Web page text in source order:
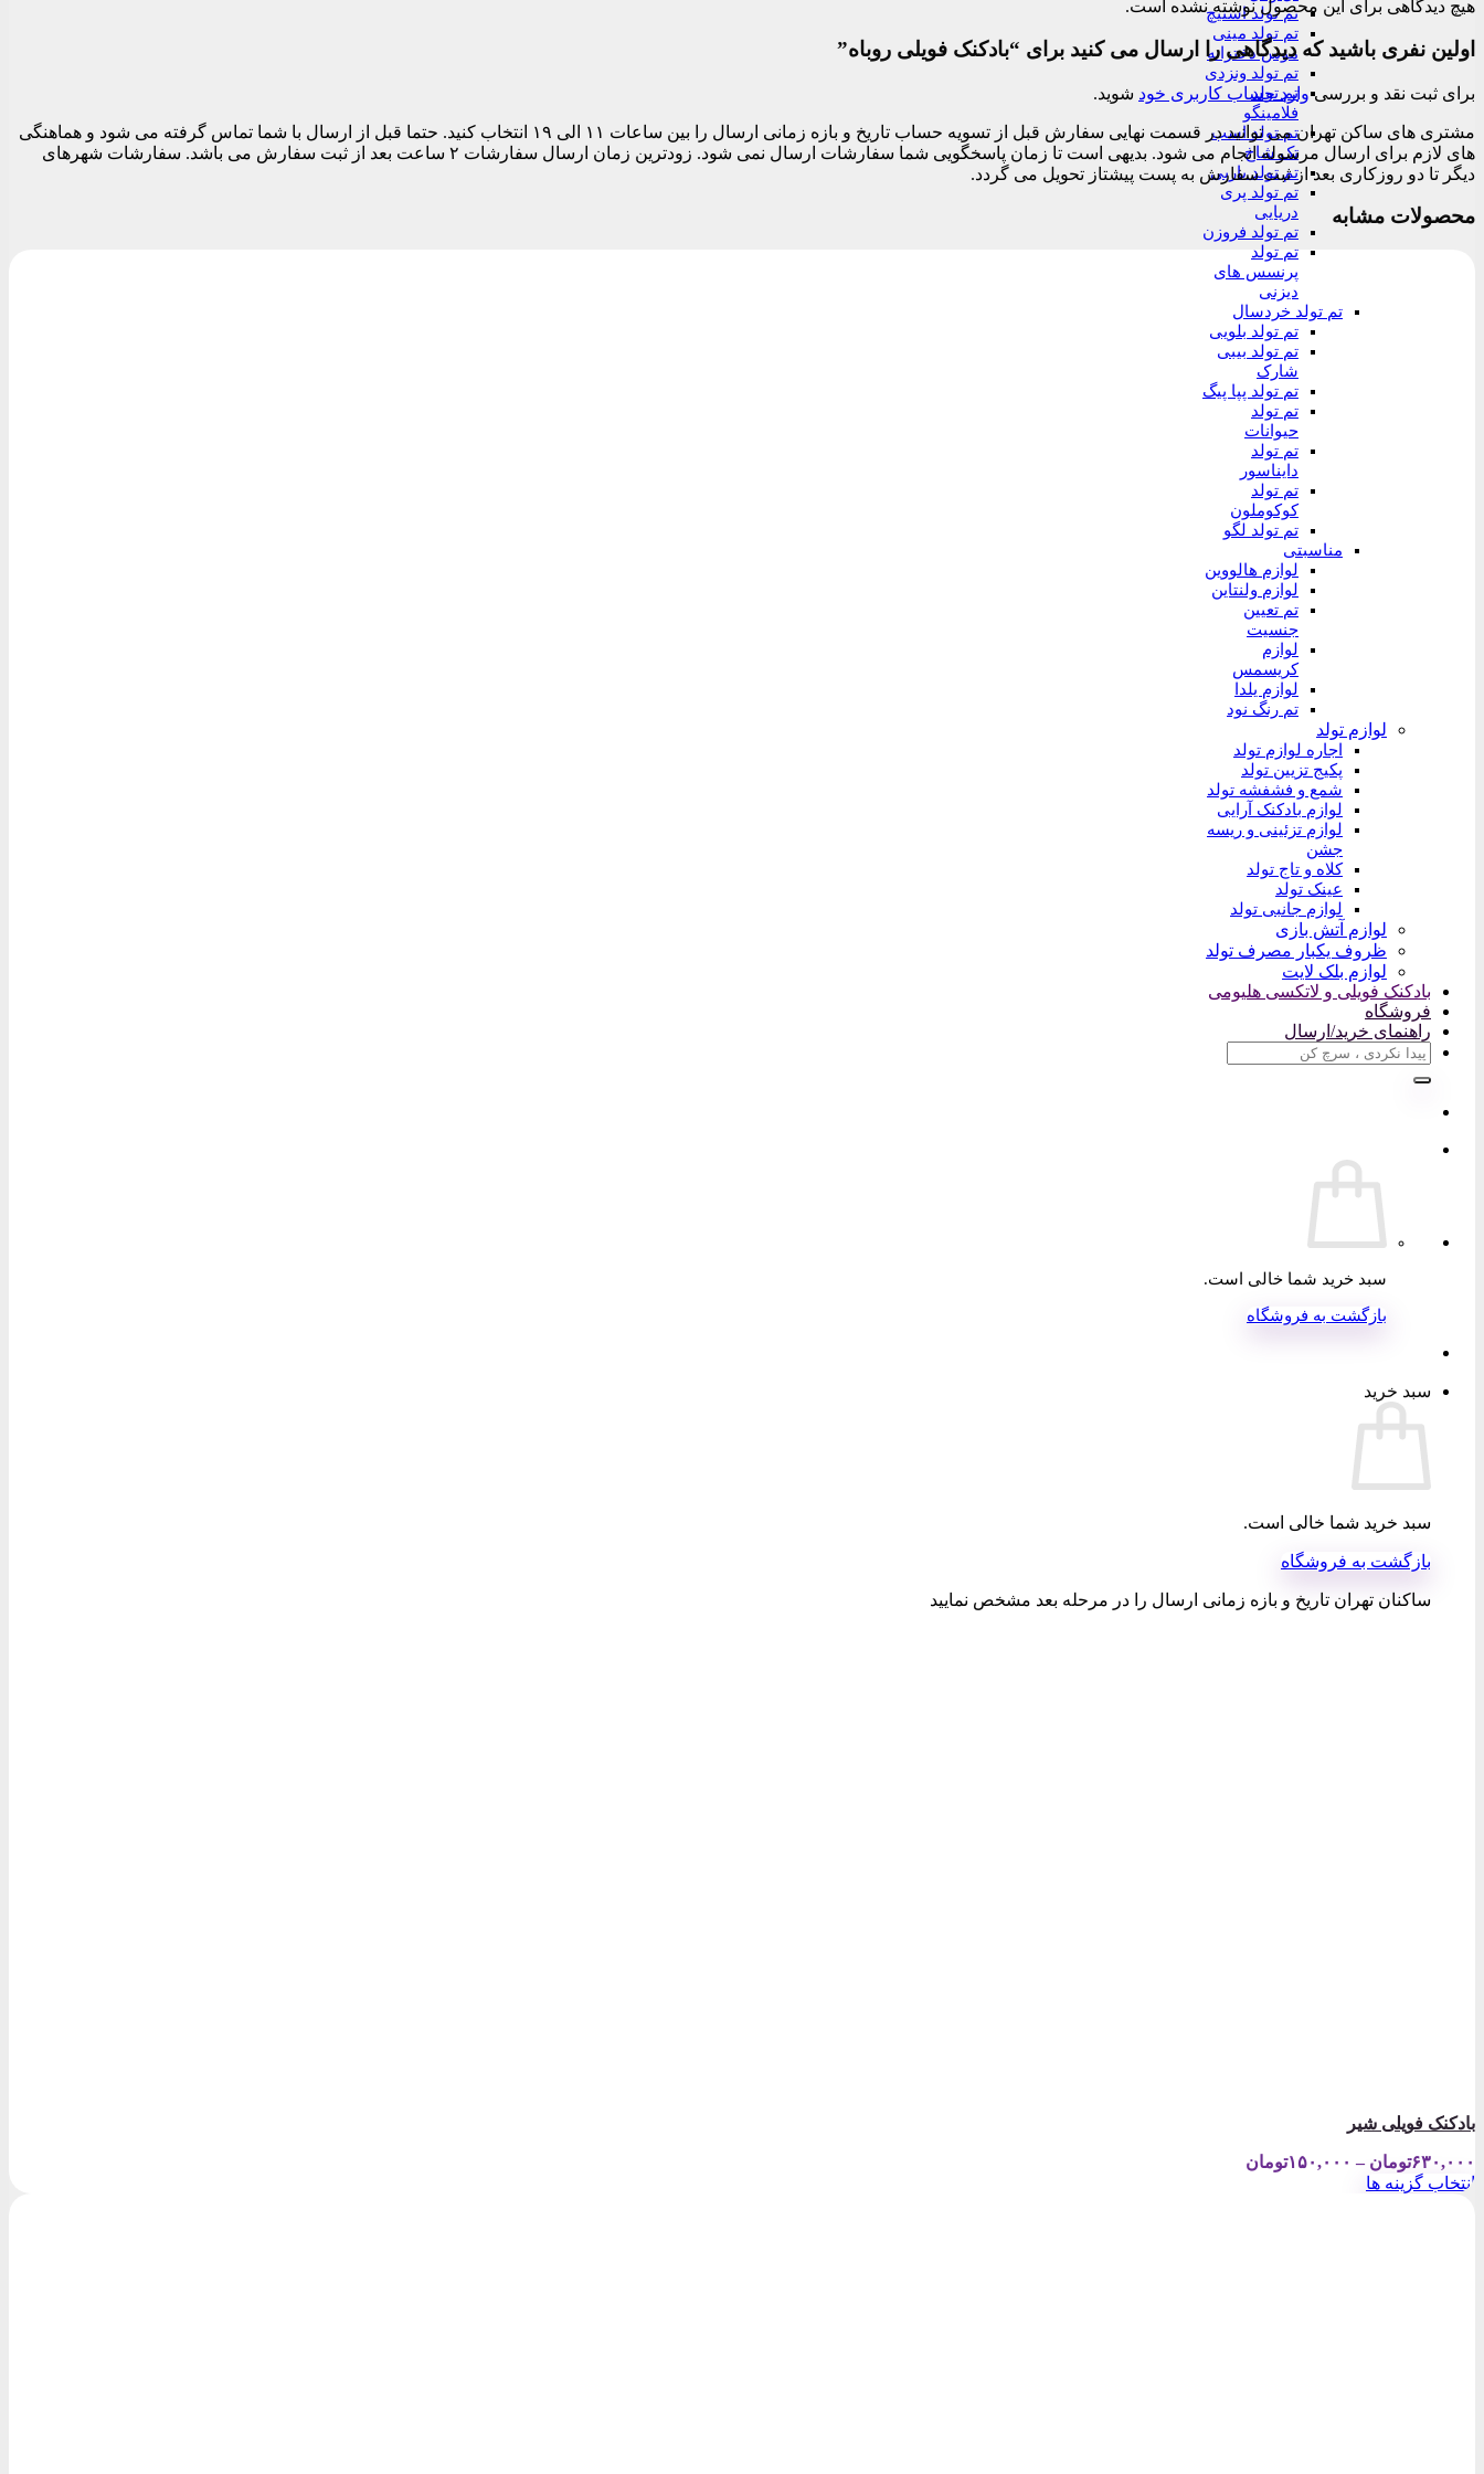
تم تولد استیچ
تم تولد مینی
موس دخترانه
تم تولد ونزدی
تم تولد
فلامینگو
تم تولد اسب
تک شاخ
تم تولد باربی
تم تولد پری
دریایی
تم تولد فروزن
تم تولد
پرنسس های
دیزنی
تم تولد خردسال
تم تولد بلویی
تم تولد بیبی
شارک
تم تولد پپا پیگ
تم تولد
حیوانات
تم تولد
دایناسور
تم تولد
کوکوملون
تم تولد لگو
مناسبتی
لوازم هالووین
لوازم ولنتاین
تم تعیین
جنسیت
لوازم
کریسمس
لوازم یلدا
تم رنگ نود
لوازم تولد
اجاره لوازم تولد
پکیج تزیین تولد
شمع و فشفشه تولد
لوازم بادکنک آرایی
لوازم تزئینی و ریسه
جشن
کلاه و تاج تولد
عینک تولد
لوازم جانبی تولد
لوازم آتش بازی
ظروف یکبار مصرف تولد
لوازم بلک لایت
بادکنک فویلی و لاتکسی هلیومی
فروشگاه
راهنمای خرید/ارسال
جستجو
سبد خرید شما خالی است.
بازگشت به فروشگاه
سبد خرید
سبد خرید شما خالی است.
بازگشت به فروشگاه
ساکنان تهران تاریخ و بازه زمانی ارسال را در مرحله بعد مشخص نمایید
هیچ دیدگاهی برای این محصول نوشته نشده است.
اولین نفری باشید که دیدگاهی را ارسال می کنید برای “بادکنک فویلی روباه”
برای ثبت نقد و بررسیوارد حساب کاربری خود شوید.
مشتری های ساکن تهران می توانید در قسمت نهایی سفارش قبل از تسویه حساب تاریخ و بازه زمانی ارسال را بین ساعات ۱۱ الی ۱۹ انتخاب کنید. حتما قبل از ارسال با شما تماس گرفته می شود و هماهنگی
های لازم برای ارسال مرسوله انجام می شود. بدیهی است تا زمان پاسخگویی شما سفارشات ارسال نمی شود. زودترین زمان ارسال سفارشات ۲ ساعت بعد از ثبت سفارش می باشد. سفارشات شهرهای
دیگر تا دو روزکاری بعد از ثبت سفارش به پست پیشتاز تحویل می گردد.
محصولات مشابه
بادکنک فویلی شیر
۶۳۰,۰۰۰تومان – ۱۵۰,۰۰۰تومان
انتخاب گزینه ها